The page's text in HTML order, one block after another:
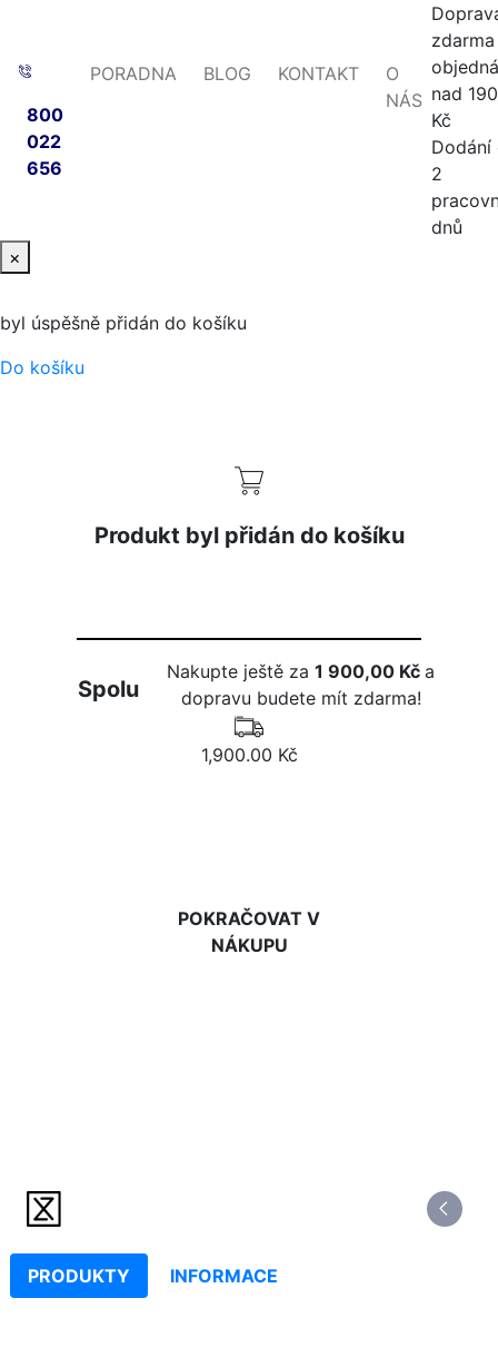
800
022
656
PORADNA BLOG KONTAKT
O
NÁS nad
Kč
Dodání
2
dnů
×
byl úspěšně přidán do košíku
Do košíku
Produkt byl přidán do košíku
Spolu
Nakupte ještě za1 900,00 Kča
dopravu budete mít zdarma!
1,900.00 Kč
POKRAČOVAT V
NÁKUPU
PRODUKTY INFORMACE